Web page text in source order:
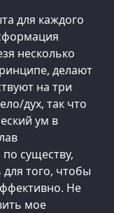
для каждого
несколько
делают
на три
дух, так что
ум в
существу,
для того, чтобы
Не
мое